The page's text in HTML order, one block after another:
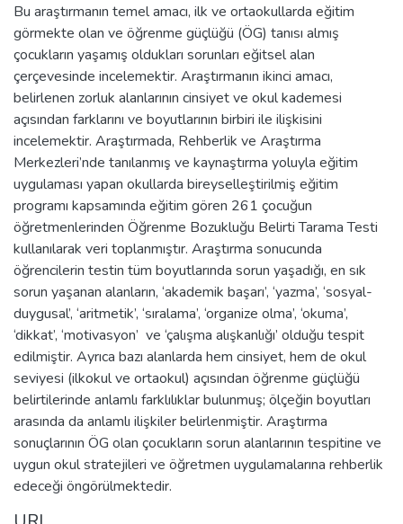
Bu araştırmanın temel amacı, ilk ve ortaokullarda eğitim
görmekte olan ve öğrenme güçlüğü (ÖG) tanısı almış
çocukların yaşamış oldukları sorunları eğitsel alan
çerçevesinde incelemektir. Araştırmanın ikinci amacı,
belirlenen zorluk alanlarının cinsiyet ve okul kademesi
açısından farklarını ve boyutlarının birbiri ile ilişkisini
incelemektir. Araştırmada, Rehberlik ve Araştırma
Merkezleri’nde tanılanmış ve kaynaştırma yoluyla eğitim
uygulaması yapan okullarda bireyselleştirilmiş eğitim
programı kapsamında eğitim gören 261 çocuğun
öğretmenlerinden Öğrenme Bozukluğu Belirti Tarama Testi
kullanılarak veri toplanmıştır. Araştırma sonucunda
öğrencilerin testin tüm boyutlarında sorun yaşadığı, en sık
sorun yaşanan alanların, ‘akademik başarı’, ‘yazma’, ‘sosyal-
duygusal’, ‘aritmetik’, ‘sıralama’, ‘organize olma’, ‘okuma’,
‘dikkat’, ‘motivasyon’ ve ‘çalışma alışkanlığı’ olduğu tespit
edilmiştir. Ayrıca bazı alanlarda hem cinsiyet, hem de okul
seviyesi (ilkokul ve ortaokul) açısından öğrenme güçlüğü
belirtilerinde anlamlı farklılıklar bulunmuş; ölçeğin boyutları
arasında da anlamlı ilişkiler belirlenmiştir. Araştırma
sonuçlarının ÖG olan çocukların sorun alanlarının tespitine ve
uygun okul stratejileri ve öğretmen uygulamalarına rehberlik
edeceği öngörülmektedir.